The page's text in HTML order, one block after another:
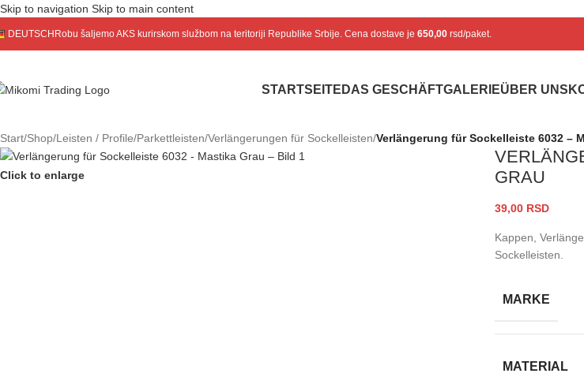
Skip to navigation Skip to main content
DEUTSCH Robu šaljemoAKSkurirskom službom na teritoriji Republike Srbije. Cena dostave je 650,00rsd/paket.
STARTSEITE DAS GESCHÄFTGALERIEÜBER UNS
Start/Shop/Leisten / Profile/Parkettleisten/Verlängerungen für Sockelleisten/Verlängerung für Sockelleiste 6032 –
Click to enlarge
GRAU
39,00 RSD
Kappen,
Sockelleisten.
MARKE
MATERIAL